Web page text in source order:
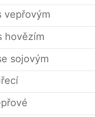
vepřovým
hovězím
sojovým